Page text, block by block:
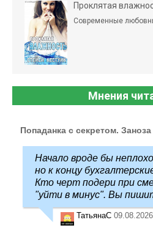
Проклятая
Современные
Мнения
Попаданка с секретом.
Начало вроде бы
но к концу
Кто черт подери при
"уйти в минус". Вы
ТатьянаC 09.08.2026